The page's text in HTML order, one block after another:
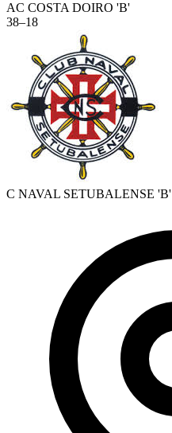
AC COSTA DOIRO 'B'
38–18
C NAVAL SETUBALENSE 'B'